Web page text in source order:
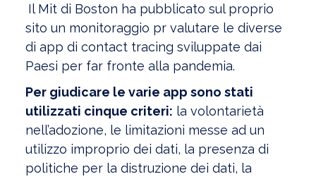
Il Mit di Boston ha pubblicato sul proprio
sito un monitoraggio pr valutare le diverse
di app di contact tracing sviluppate dai
Paesi per far fronte alla pandemia.
Per giudicare le varie app sono stati
utilizzati cinque criteri: la volontarietà
nell’adozione, le limitazioni messe ad un
utilizzo improprio dei dati, la presenza di
politiche per la distruzione dei dati, la